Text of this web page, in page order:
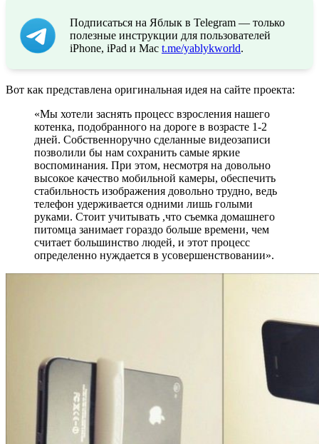
Подписаться на Яблык в Telegram — только
полезные инструкции для пользователей
iPhone, iPad и Mac t.me/yablykworld.
Вот как представлена оригинальная идея на сайте проекта:
«Мы хотели заснять процесс взросления нашего
котенка, подобранного на дороге в возрасте 1-2
дней. Собственноручно сделанные видеозаписи
позволили бы нам сохранить самые яркие
воспоминания. При этом, несмотря на довольно
высокое качество мобильной камеры, обеспечить
стабильность изображения довольно трудно, ведь
телефон удерживается одними лишь голыми
руками. Стоит учитывать ,что съемка домашнего
питомца занимает гораздо больше времени, чем
считает большинство людей, и этот процесс
определенно нуждается в усовершенствовании».